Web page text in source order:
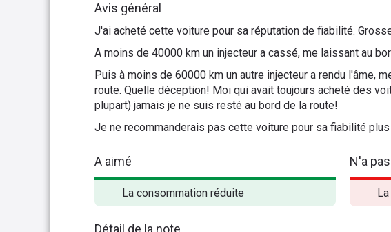
Avis général
J'ai acheté cette voiture pour sa réputation de fiabilité.
A moins de 40000 km un injecteur a cassé, me laissant au
Puis à moins de 60000 km un autre injecteur a rendu l'âme,
route. Quelle déception! Moi qui avait toujours acheté des
plupart) jamais je ne suis resté au bord de la route!
Je ne recommanderais pas cette voiture pour sa fiabilité
A aimé
La consommation réduite
N'a
Détail de la note